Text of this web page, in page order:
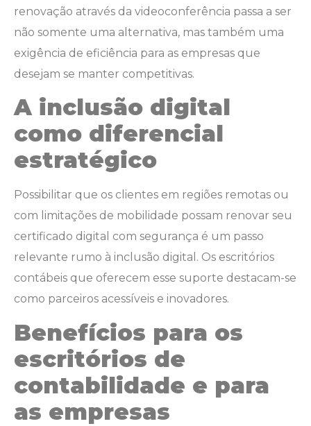
renovação através da videoconferência passa a ser
não somente uma alternativa, mas também uma
exigência de eficiência para as empresas que
desejam se manter competitivas.
A inclusão digital
como diferencial
estratégico
Possibilitar que os clientes em regiões remotas ou
com limitações de mobilidade possam renovar seu
certificado digital com segurança é um passo
relevante rumo à inclusão digital. Os escritórios
contábeis que oferecem esse suporte destacam-se
como parceiros acessíveis e inovadores.
Benefícios para os
escritórios de
contabilidade e para
as empresas